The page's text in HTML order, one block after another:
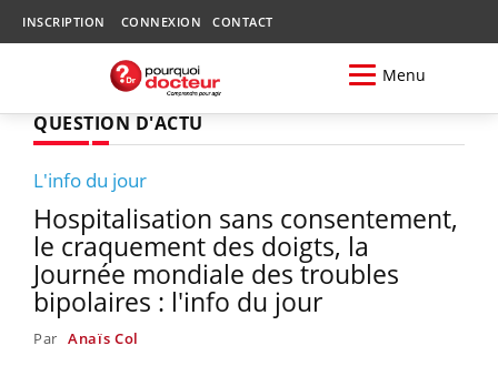
INSCRIPTION CONNEXION CONTACT
Menu
QUESTION D'ACTU
L'info du jour
Hospitalisation sans consentement,
le craquement des doigts, la
Journée mondiale des troubles
bipolaires : l'info du jour
Par Anaïs Col